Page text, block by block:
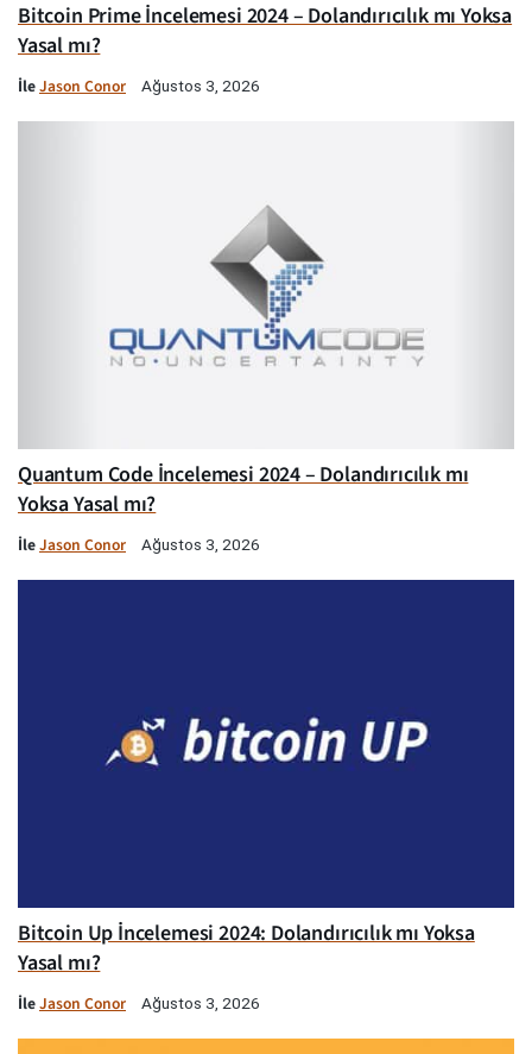
Bitcoin Prime İncelemesi 2024 – Dolandırıcılık mı Yoksa
Yasal mı?
İleJason Conor Ağustos 3, 2026
Quantum Code İncelemesi 2024 – Dolandırıcılık mı
Yoksa Yasal mı?
İleJason Conor Ağustos 3, 2026
Bitcoin Up İncelemesi 2024: Dolandırıcılık mı Yoksa
Yasal mı?
İleJason Conor Ağustos 3, 2026